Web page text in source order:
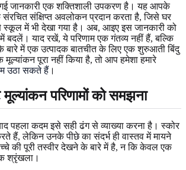
जानकारी एक शक्तिशाली उपकरण है। यह आपके
संक्षिप्त अवलोकन प्रदान करता है, जिसे घर
में भी देखा गया है। अब, आइए इस जानकारी को
में बदलें। याद रखें, ये परिणाम एक गंतव्य नहीं हैं, बल्कि
में एक उत्पादक बातचीत के लिए एक शुरुआती बिंदु
पूरा नहीं किया है, तो आप हमेशा हमारे
उठा सकते हैं ।
परिणामों को समझना
पहला कदम इसे सही ढंग से व्याख्या करना है। स्कोर
हैं, लेकिन उनके पीछे का संदर्भ ही वास्तव में मायने
की पूरी तस्वीर देखने के बारे में है, न कि केवल एक
श्रृंखला।